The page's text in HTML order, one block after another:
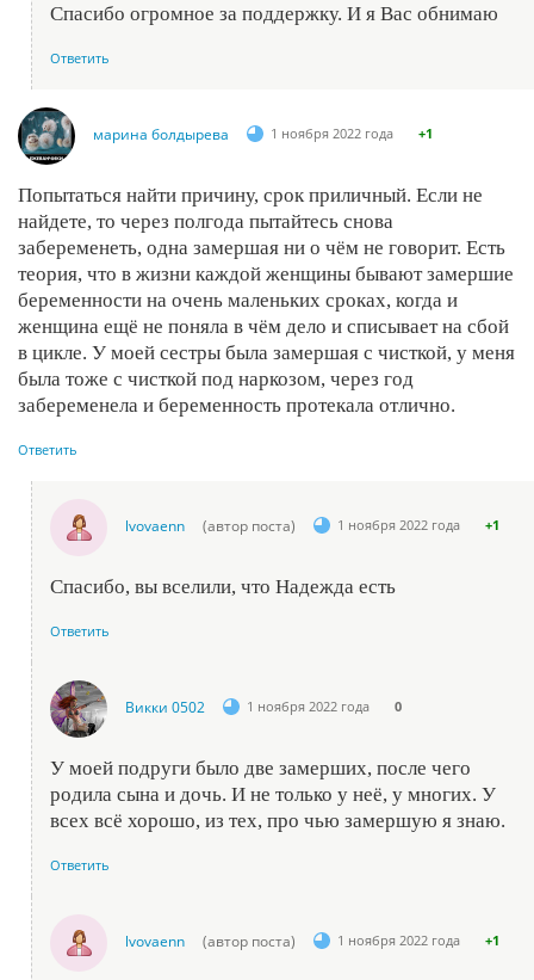
Спасибо огромное за поддержку. И я Вас обнимаю
Ответить
марина болдырева 1 ноября 2022 года +1
Попытаться найти причину, срок приличный. Если не
найдете, то через полгода пытайтесь снова
забеременеть, одна замершая ни о чём не говорит. Есть
теория, что в жизни каждой женщины бывают замершие
беременности на очень маленьких сроках, когда и
женщина ещё не поняла в чём дело и списывает на сбой
в цикле. У моей сестры была замершая с чисткой, у меня
была тоже с чисткой под наркозом, через год
забеременела и беременность протекала отлично.
Ответить
lvovaenn (автор поста) 1 ноября 2022 года +1
Спасибо, вы вселили, что Надежда есть
Ответить
Викки 0502 1 ноября 2022 года 0
У моей подруги было две замерших, после чего
родила сына и дочь. И не только у неё, у многих. У
всех всё хорошо, из тех, про чью замершую я знаю.
Ответить
lvovaenn (автор поста) 1 ноября 2022 года +1